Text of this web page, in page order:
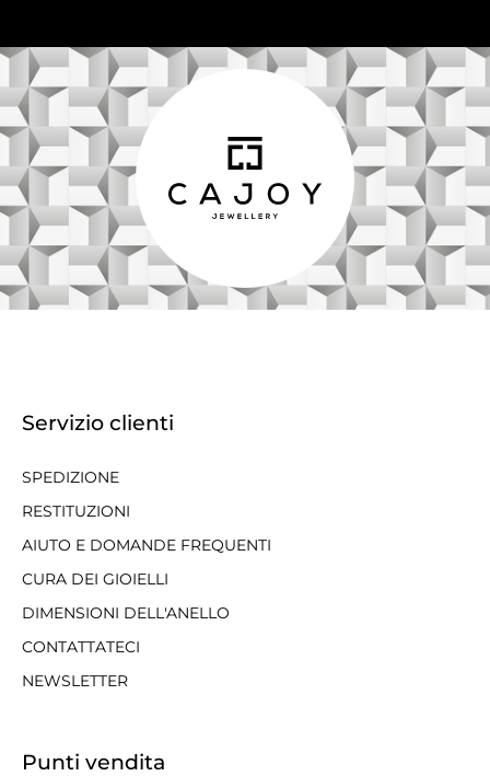
Servizio clienti
SPEDIZIONE
RESTITUZIONI
AIUTO E DOMANDE FREQUENTI
CURA DEI GIOIELLI
DIMENSIONI DELL'ANELLO
CONTATTATECI
NEWSLETTER
Punti vendita